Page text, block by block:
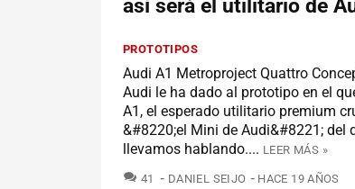
así será el utilitario de
PROTOTIPOS
Audi A1 Metroproject Quattro
Audi le ha dado al prototipo en el
A1, el esperado utilitario premium
&#8220;el Mini de Audi&#8221; del
llevamos hablando.... LEER MÁS »
41 COMENTARIOS
DANIEL SEIJO HACE 19 AÑOS